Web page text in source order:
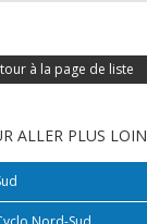
à la page de liste
ALLER PLUS LOIN